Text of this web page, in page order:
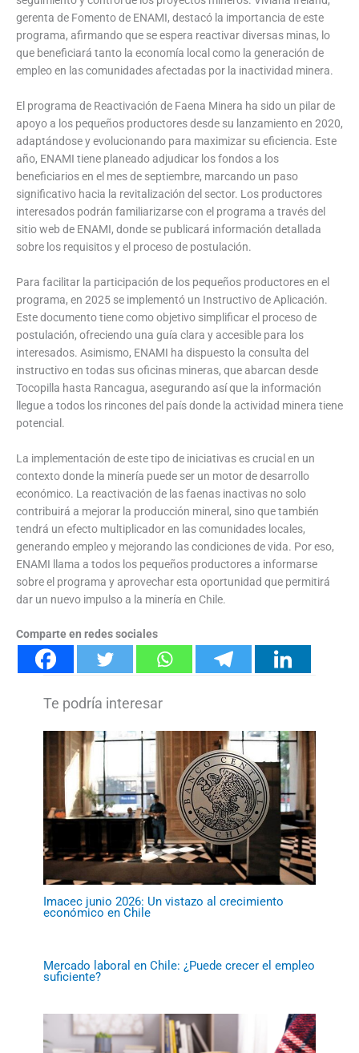
gerenta de Fomento de ENAMI, destacó la importancia de este
programa, afirmando que se espera reactivar diversas minas, lo
que beneficiará tanto la economía local como la generación de
empleo en las comunidades afectadas por la inactividad minera.
El programa de Reactivación de Faena Minera ha sido un pilar de
apoyo a los pequeños productores desde su lanzamiento en 2020,
adaptándose y evolucionando para maximizar su eficiencia. Este
año, ENAMI tiene planeado adjudicar los fondos a los
beneficiarios en el mes de septiembre, marcando un paso
significativo hacia la revitalización del sector. Los productores
interesados podrán familiarizarse con el programa a través del
sitio web de ENAMI, donde se publicará información detallada
sobre los requisitos y el proceso de postulación.
Para facilitar la participación de los pequeños productores en el
programa, en 2025 se implementó un Instructivo de Aplicación.
Este documento tiene como objetivo simplificar el proceso de
postulación, ofreciendo una guía clara y accesible para los
interesados. Asimismo, ENAMI ha dispuesto la consulta del
instructivo en todas sus oficinas mineras, que abarcan desde
Tocopilla hasta Rancagua, asegurando así que la información
llegue a todos los rincones del país donde la actividad minera tiene
potencial.
La implementación de este tipo de iniciativas es crucial en un
contexto donde la minería puede ser un motor de desarrollo
económico. La reactivación de las faenas inactivas no solo
contribuirá a mejorar la producción mineral, sino que también
tendrá un efecto multiplicador en las comunidades locales,
generando empleo y mejorando las condiciones de vida. Por eso,
ENAMI llama a todos los pequeños productores a informarse
sobre el programa y aprovechar esta oportunidad que permitirá
dar un nuevo impulso a la minería en Chile.
Comparte en redes sociales
Imacec junio 2026: Un vistazo al crecimiento
económico en Chile
Mercado laboral en Chile: ¿Puede crecer el empleo
suficiente?